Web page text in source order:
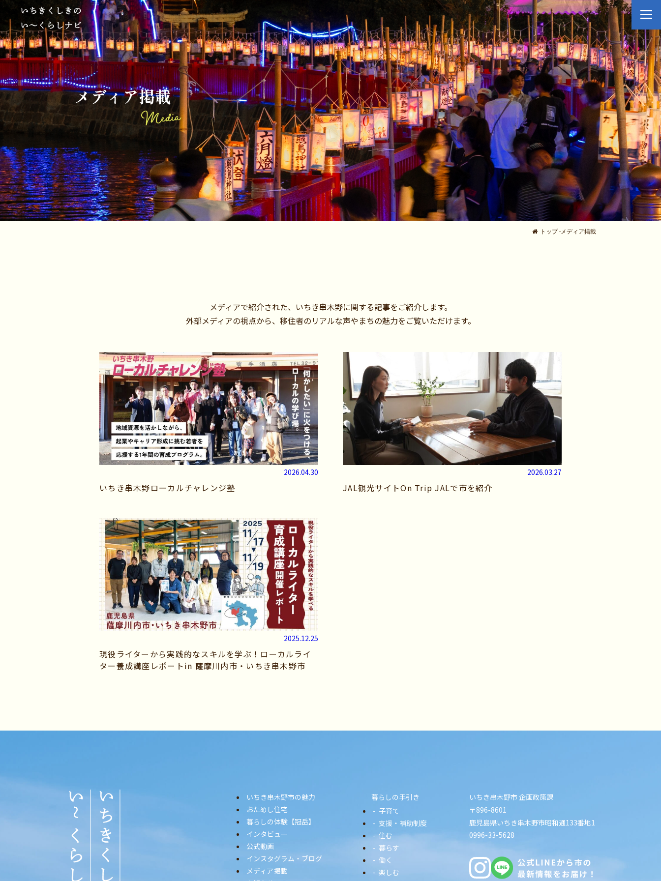
メ
デ
ィ
ア
掲
トップ -メディア掲載
メディアで紹介された、いちき串木野に関する記事をご紹介します。
外部メディアの視点から、移住者のリアルな声やまちの魅力をご覧いただけます。
2026.04.30
いちき串木野ローカルチャレンジ塾
2026.03.27
JAL観光サイトOn Trip JALで市を紹介
2025.12.25
現役ライターから実践的なスキルを学ぶ！ローカルライ
ター養成講座レポートin 薩摩川内市・いちき串木野市
いちき串木野市の魅力
おためし住宅
暮らしの体験【冠岳】
インタビュー
公式動画
インスタグラム・ブログ
メディア掲載
暮らしの手引き
子育て
支援・補助制度
住む
暮らす
働く
楽しむ
いちき串木野市 企画政策課
〒896-8601
鹿児島県いちき串木野市昭和通133番地1
0996-33-5628